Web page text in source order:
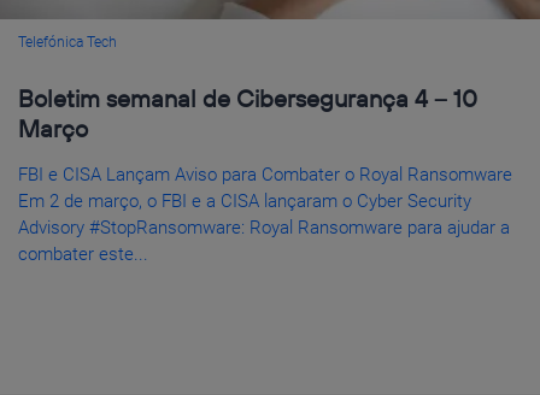
Telefónica Tech
Boletim semanal de Cibersegurança 4 – 10
Março
FBI e CISA Lançam Aviso para Combater o Royal Ransomware
Em 2 de março, o FBI e a CISA lançaram o Cyber Security
Advisory #StopRansomware: Royal Ransomware para ajudar a
combater este...